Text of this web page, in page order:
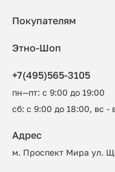
Покупателям
Этно-Шоп
+7(495)565-3105
пн—пт: с 9:00 до 19:00
сб: с 9:00 до 18:00, вс -
Адрес
м. Проспект Мира ул.